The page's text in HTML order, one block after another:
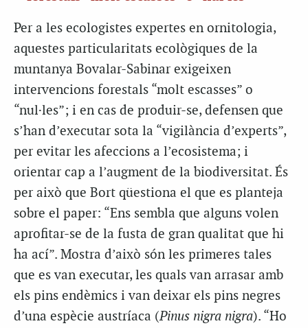
Per a les ecologistes expertes en ornitologia,
aquestes particularitats ecològiques de la
muntanya Bovalar-Sabinar exigeixen
intervencions forestals “molt escasses” o
“nul·les”; i en cas de produir-se, defensen que
s’han d’executar sota la “vigilància d’experts”,
per evitar les afeccions a l’ecosistema; i
orientar cap a l’augment de la biodiversitat. És
per això que Bort qüestiona el que es planteja
sobre el paper: “Ens sembla que alguns volen
aprofitar-se de la fusta de gran qualitat que hi
ha ací”. Mostra d’això són les primeres tales
que es van executar, les quals van arrasar amb
els pins endèmics i van deixar els pins negres
d’una espècie austríaca (Pinus nigra nigra). “Ho